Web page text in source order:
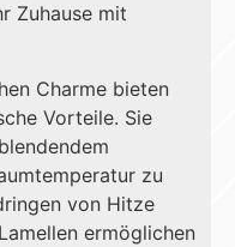
Zuhause mit
Charme bieten
Vorteile. Sie
zu
von Hitze
ermöglichen